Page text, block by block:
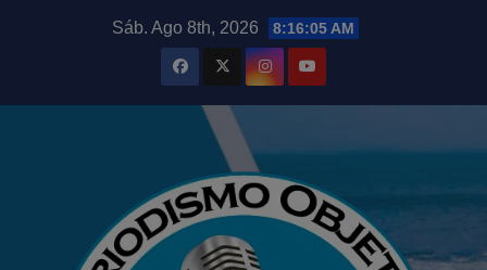
Sáb. Ago 8th, 2026 8:16:06 AM
modal-check